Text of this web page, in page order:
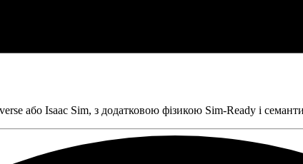
або Isaac Sim, з додатковою фізикою Sim-Ready і